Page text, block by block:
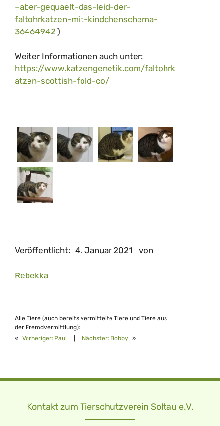
–aber-gequaelt-das-leid-der-
faltohrkatzen-mit-kindchenschema-
36464942 )
Weiter Informationen auch unter:
https://www.katzengenetik.com/faltohrk
atzen-scottish-fold-co/
Veröffentlicht: 4. Januar 2021 von
Rebekka
Alle Tiere (auch bereits vermittelte Tiere und Tiere aus
der Fremdvermittlung):
« Vorheriger: Paul Nächster: Bobby »
Kontakt zum Tierschutzverein Soltau e.V.